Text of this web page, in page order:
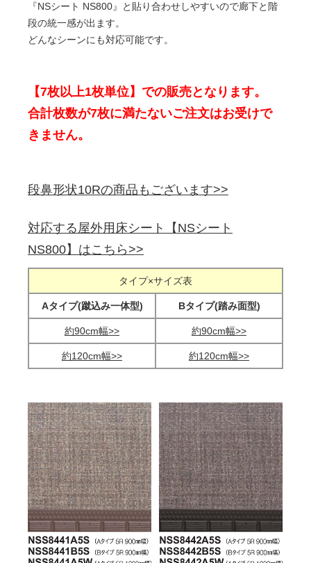
『NSシート NS800』と貼り合わせしやすいので廊下と階
段の統一感が出ます。
どんなシーンにも対応可能です。
【7枚以上1枚単位】での販売となります。
合計枚数が7枚に満たないご注文はお受けで
きません。
段鼻形状10Rの商品もございます>>
対応する屋外用床シート【NSシート
NS800】はこちら>>
タイプ×サイズ表
Aタイプ(蹴込み一体型) Bタイプ(踏み面型)
約90cm幅>> 約90cm幅>>
約120cm幅>> 約120cm幅>>